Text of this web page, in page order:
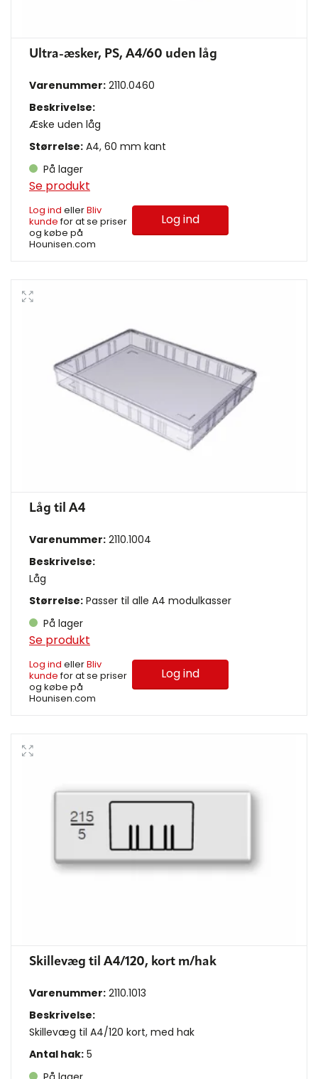
Ultra-æsker, PS, A4/60 uden låg
Varenummer: 2110.0460
Beskrivelse:
Æske uden låg
Størrelse: A4, 60 mm kant
På lager
Se produkt
Log ind ellerBliv
kundefor at se priser
og købe på
Hounisen.com
Log ind
Låg til A4
Varenummer: 2110.1004
Beskrivelse:
Låg
Størrelse: Passer til alle A4 modulkasser
På lager
Se produkt
Log ind ellerBliv
kundefor at se priser
og købe på
Hounisen.com
Log ind
Skillevæg til A4/120, kort m/hak
Varenummer: 2110.1013
Beskrivelse:
Skillevæg til A4/120 kort, med hak
Antal hak: 5